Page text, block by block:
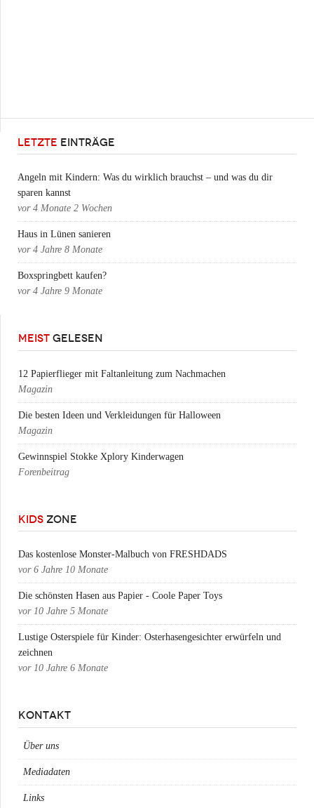
LETZTE EINTRÄGE
Angeln mit Kindern: Was du wirklich brauchst – und was du dir
sparen kannst
vor 4 Monate 2 Wochen
Haus in Lünen sanieren
vor 4 Jahre 8 Monate
Boxspringbett kaufen?
vor 4 Jahre 9 Monate
MEIST GELESEN
12 Papierflieger mit Faltanleitung zum Nachmachen
Magazin
Die besten Ideen und Verkleidungen für Halloween
Magazin
Gewinnspiel Stokke Xplory Kinderwagen
Forenbeitrag
KIDS ZONE
Das kostenlose Monster-Malbuch von FRESHDADS
vor 6 Jahre 10 Monate
Die schönsten Hasen aus Papier - Coole Paper Toys
vor 10 Jahre 5 Monate
Lustige Osterspiele für Kinder: Osterhasengesichter erwürfeln und
zeichnen
vor 10 Jahre 6 Monate
KONTAKT
Über uns
Mediadaten
Links